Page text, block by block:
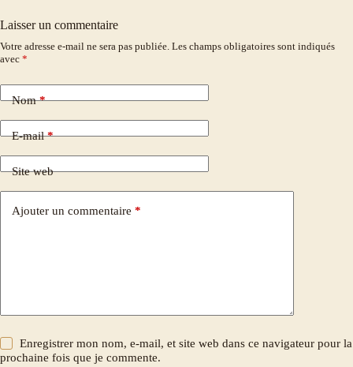
Laisser un commentaire
Votre adresse e-mail ne sera pas publiée. Les champs obligatoires sont indiqués
avec *
Nom*
E-mail*
Site web
Ajouter un commentaire *
Enregistrer mon nom, e-mail, et site web dans ce navigateur pour la
prochaine fois que je commente.